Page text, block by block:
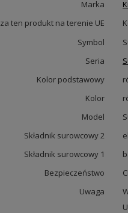
Marka
ten produkt na terenie UE
Symbol
Seria
Kolor podstawowy
Kolor
Model
Składnik surowcowy 2
Składnik surowcowy 1
Bezpieczeństwo
Uwaga